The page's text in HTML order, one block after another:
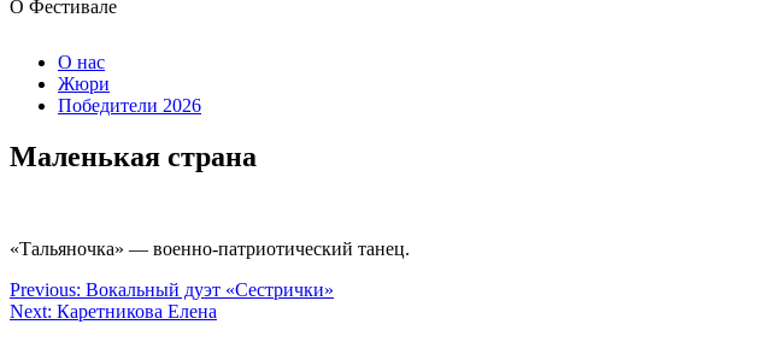
О Фестивале
О нас
Жюри
Победители 2026
Маленькая страна
«Тальяночка» — военно-патриотический танец.
Previous: Вокальный дуэт «Сестрички»
Next: Каретникова Елена